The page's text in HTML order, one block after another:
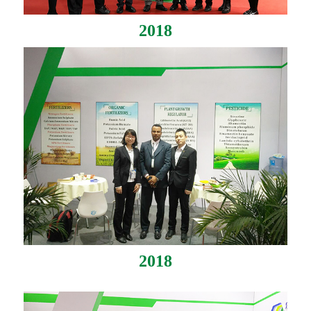
2018
2018